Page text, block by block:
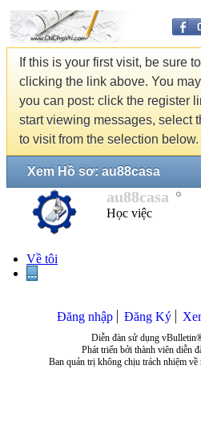
If this is your first visit, be sure
clicking the link above. You
you can post: click the register
start viewing messages, select
to visit from the selection below.
Xem Hồ sơ: au88casa
au88casa
Học việc
Về tôi
...
Đăng nhập Đăng Ký
Diễn đàn sử dụng
Phát triển bởi thành viên diễn
Ban quản trị không chịu trách nhiệm về